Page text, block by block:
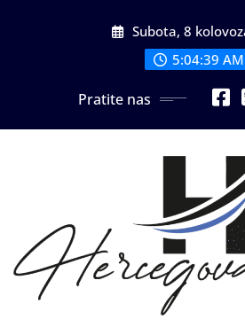
Subota, 8
5:04:40 AM
Pratite nas